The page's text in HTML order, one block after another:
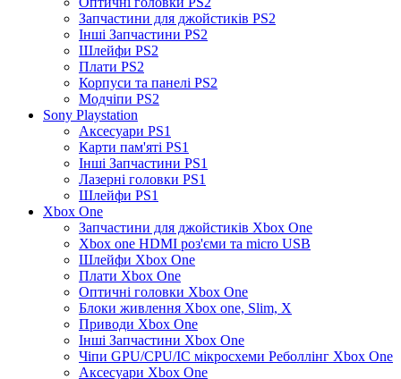
Запчастини для джойстиків PS2
Інші Запчастини PS2
Шлейфи PS2
Плати PS2
Корпуси та панелі PS2
Модчіпи PS2
Sony Playstation
Аксесуари PS1
Карти пам'яті PS1
Інші Запчастини PS1
Лазерні головки PS1
Шлейфи PS1
Xbox One
Запчастини для джойстиків Xbox One
Xbox one HDMI роз'єми та micro USB
Шлейфи Xbox One
Плати Xbox One
Оптичні головки Xbox One
Блоки живлення Xbox one, Slim, X
Приводи Xbox One
Інші Запчастини Xbox One
Чіпи GPU/CPU/IC мікросхеми Реболлінг Xbox One
Аксесуари Xbox One